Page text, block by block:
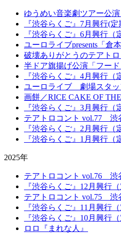
ゆうめい音楽劇ツアー公演
『渋谷らくご』7月興行(
『渋谷らくご』6月興行
ユーロライブpresents「
破壊ありがとうのテアト
半ドア旗揚げ公演「フード
『渋谷らくご』4月興行
ユーロライブ 劇場スタッ
画餅／RICE CAKE OF
『渋谷らくご』3月興行
テアトロコント vol.77 渋
『渋谷らくご』2月興行
『渋谷らくご』1月興行
2025年
テアトロコント vol.76 渋
『渋谷らくご』12月興行
テアトロコント vol.75 渋
『渋谷らくご』11月興行
『渋谷らくご』10月興行
ロロ『まれな人』